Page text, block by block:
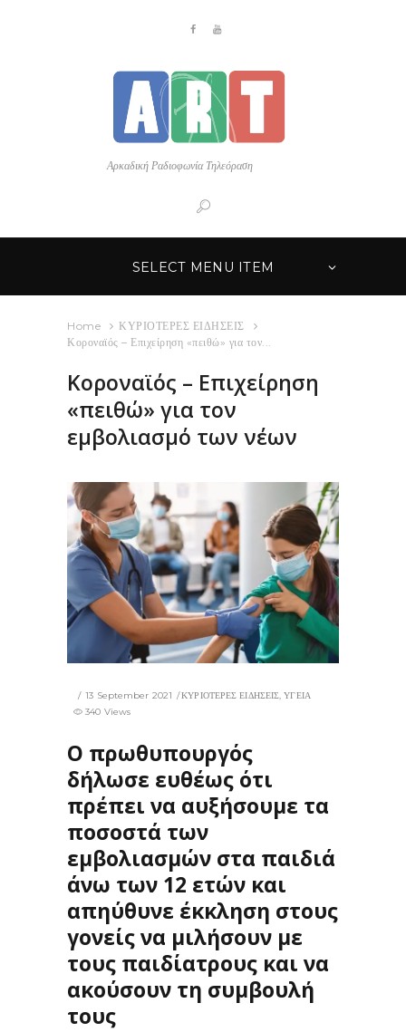
Αρκαδική Ραδιοφωνία Τηλεόραση
SELECT MENU ITEM
Home
ΚΥΡΙΟΤΕΡΕΣ ΕΙΔΗΣΕΙΣ
Κοροναϊός – Επιχείρηση «πειθώ» για τον...
Κοροναϊός – Επιχείρηση
«πειθώ» για τον
εμβολιασμό των νέων
13 September 2021 ΚΥΡΙΟΤΕΡΕΣ ΕΙΔΗΣΕΙΣ,ΥΓΕΙΑ
340 Views
Ο πρωθυπουργός
δήλωσε ευθέως ότι
πρέπει να αυξήσουμε τα
ποσοστά των
εμβολιασμών στα παιδιά
άνω των 12 ετών και
απηύθυνε έκκληση στους
γονείς να μιλήσουν με
τους παιδίατρους και να
ακούσουν τη συμβουλή
τους